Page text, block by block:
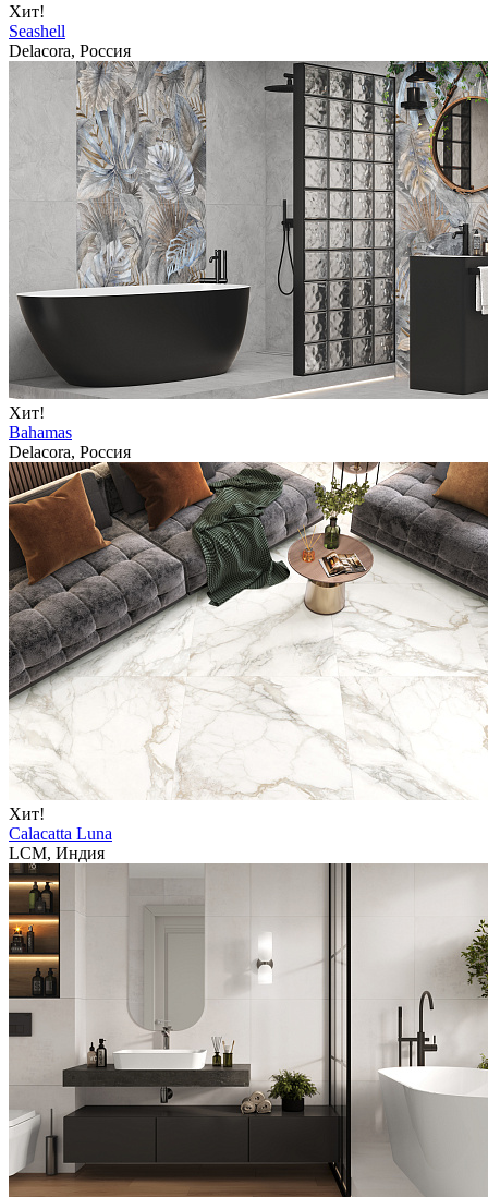
Хит!
Seashell
Delacora, Россия
Хит!
Bahamas
Delacora, Россия
Хит!
Calacatta Luna
LCM, Индия